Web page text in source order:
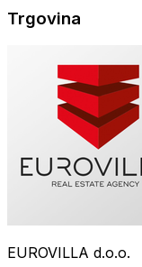
Trgovina
EUROVILLA d.o.o.